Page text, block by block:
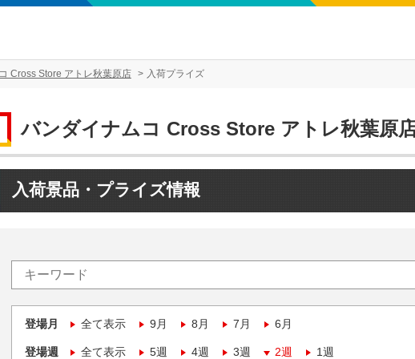
Cross Store アトレ秋葉原店 入荷プライズ
バンダイナムコ Cross Store アトレ秋葉原
入荷景品・プライズ情報
登場月 全て表示 9月 8月 7月 6月
登場週 全て表示 5週 4週 3週 2週 1週